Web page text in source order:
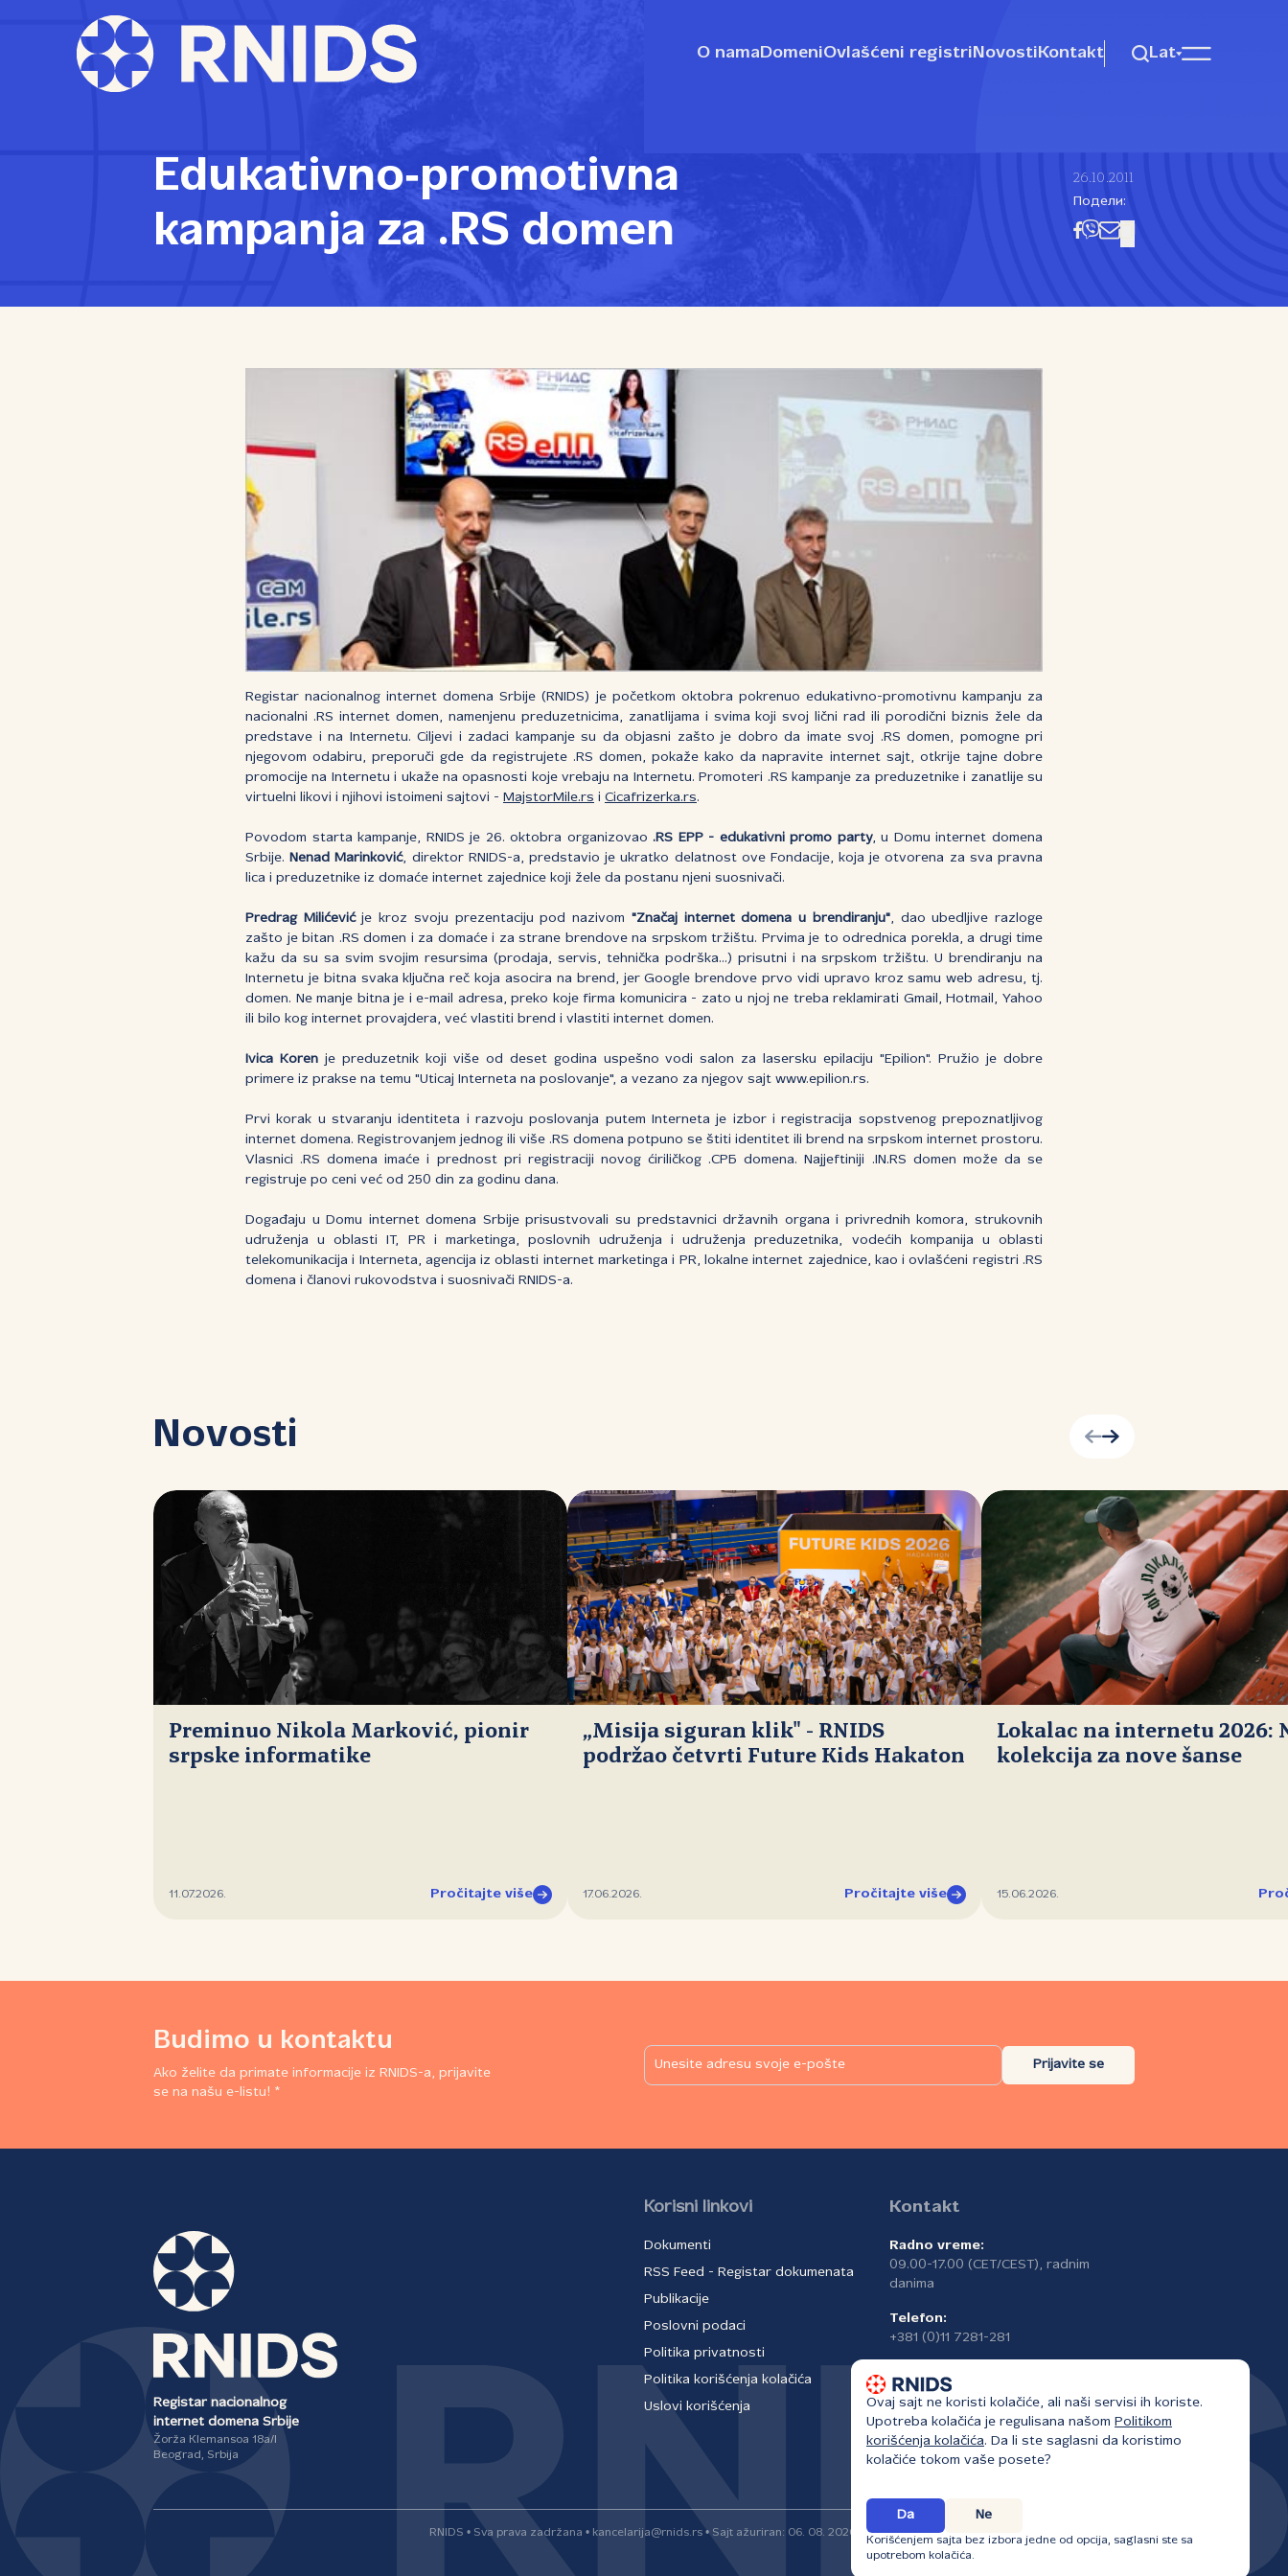
O nama DomeniOvlašćeni registri Novosti Kontakt Lat
Edukativno‑promotivna
kampanja za .RS domen
26.10.2011
Подели:
Registar nacionalnog internet domena Srbije (RNIDS) je početkom oktobra pokrenuo edukativno-promotivnu kampanju za
nacionalni .RS internet domen, namenjenu preduzetnicima, zanatlijama i svima koji svoj lični rad ili porodični biznis žele da
predstave i na Internetu. Ciljevi i zadaci kampanje su da objasni zašto je dobro da imate svoj .RS domen, pomogne pri
njegovom odabiru, preporuči gde da registrujete .RS domen, pokaže kako da napravite internet sajt, otkrije tajne dobre
promocije na Internetu i ukaže na opasnosti koje vrebaju na Internetu. Promoteri .RS kampanje za preduzetnike i zanatlije su
virtuelni likovi i njihovi istoimeni sajtovi - MajstorMile.rs i Cicafrizerka.rs.
Povodom starta kampanje, RNIDS je 26. oktobra organizovao.RS EPP - edukativni promo party, u Domu internet domena
Srbije.
Nenad Marinković, direktor RNIDS-a, predstavio je ukratko delatnost ove Fondacije, koja je otvorena za sva pravna
lica i preduzetnike iz domaće internet zajednice koji žele da postanu njeni suosnivači.
Predrag Milićevićje kroz svoju prezentaciju pod nazivom "Značaj internet domena u brendiranju", dao ubedljive razloge
zašto je bitan .RS domen i za domaće i za strane brendove na srpskom tržištu. Prvima je to odrednica porekla, a drugi time
kažu da su sa svim svojim resursima (prodaja, servis, tehnička podrška...) prisutni i na srpskom tržištu. U brendiranju na
Internetu je bitna svaka ključna reč koja asocira na brend, jer Google brendove prvo vidi upravo kroz samu web adresu, tj.
domen. Ne manje bitna je i e-mail adresa, preko koje firma komunicira - zato u njoj ne treba reklamirati Gmail, Hotmail, Yahoo
ili bilo kog internet provajdera, već vlastiti brend i vlastiti internet domen.
Ivica Korenje preduzetnik koji više od deset godina uspešno vodi salon za lasersku epilaciju "Epilion". Pružio je dobre
primere iz prakse na temu "Uticaj Interneta na poslovanje", a vezano za njegov sajt www.epilion.rs.
Prvi korak u stvaranju identiteta i razvoju poslovanja putem Interneta je izbor i registracija sopstvenog prepoznatljivog
internet domena. Registrovanjem jednog ili više .RS domena potpuno se štiti identitet ili brend na srpskom internet prostoru.
Vlasnici .RS domena imaće i prednost pri registraciji novog ćiriličkog .СРБ domena. Najjeftiniji .IN.RS domen može da se
registruje po ceni već od 250 din za godinu dana.
Događaju u Domu internet domena Srbije prisustvovali su predstavnici državnih organa i privrednih komora, strukovnih
udruženja u oblasti IT, PR i marketinga, poslovnih udruženja i udruženja preduzetnika, vodećih kompanija u oblasti
telekomunikacija i Interneta, agencija iz oblasti internet marketinga i PR, lokalne internet zajednice, kao i ovlašćeni registri .RS
domena i članovi rukovodstva i suosnivači RNIDS-a.
Novosti
Preminuo Nikola Marković, pionir
srpske informatike
11.07.2026. Pročitajte više
„Misija siguran klik" - RNIDS
podržao četvrti Future Kids Hakaton
17.06.2026. Pročitajte više
Lokalac na internetu 2026:
kolekcija za nove šanse
15.06.2026.
Budimo u kontaktu
Ako želite da primate informacije iz RNIDS-a, prijavite
se na našu e-listu! *
Prijavite se
Registar nacionalnog
internet domena Srbije
Žorža Klemansoa 18a/I
Beograd, Srbija
Korisni linkovi
Dokumenti
RSS Feed - Registar dokumenata
Publikacije
Poslovni podaci
Politika privatnosti
Politika korišćenja kolačića
Uslovi korišćenja
Kontakt
Radno vreme:
09.00-17.00 (CET/CEST), radnim
danima
Telefon:
+381 (0)11 7281-281
RNIDS • Sva prava zadržana • kancelarija@rnids.rs • Sajt ažuriran: 06. 08. 2026.
Ovaj sajt ne koristi kolačiće, ali naši servisi ih koriste.
Upotreba kolačića je regulisana našom Politikom
korišćenja kolačića. Da li ste saglasni da koristimo
kolačiće tokom vaše posete?
Da Ne
Korišćenjem sajta bez izbora jedne od opcija, saglasni ste sa
upotrebom kolačića.